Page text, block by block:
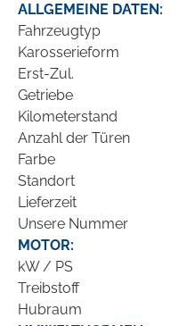
ALLGEMEINE DATEN:
Fahrzeugtyp
Karosserieform
Erst-Zul.
Getriebe
Kilometerstand
Anzahl der Türen
Farbe
Standort
Lieferzeit
Unsere Nummer
MOTOR:
kW / PS
Treibstoff
Hubraum